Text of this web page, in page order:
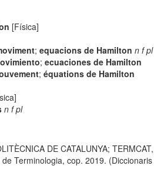
[Física]
;equacions de Hamilton n f pl
;ecuaciones de Hamilton
;équations de Hamilton
n f pl
DE CATALUNYA;
Terminologia, cop. 2019.